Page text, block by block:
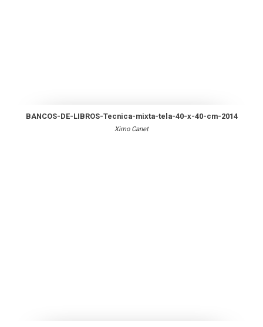
BANCOS-DE-LIBROS-Tecnica-mixta-tela-40-x-40-cm-2014
Ximo Canet